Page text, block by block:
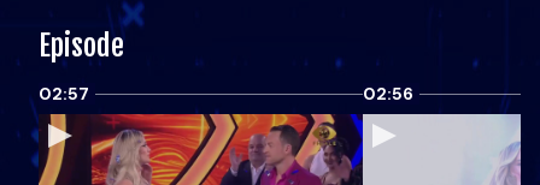
Episode
02:57 02:56